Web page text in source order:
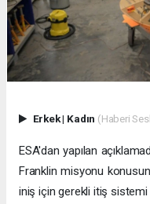
Erkek| Kadın (Haberi
ESA'dan yapılan
Franklin misyonu
iniş için gerekli itiş sistemi